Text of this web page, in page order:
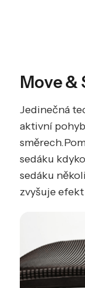
Move &
Jedinečná
aktivní
sedáku
sedáku
zvyšuje